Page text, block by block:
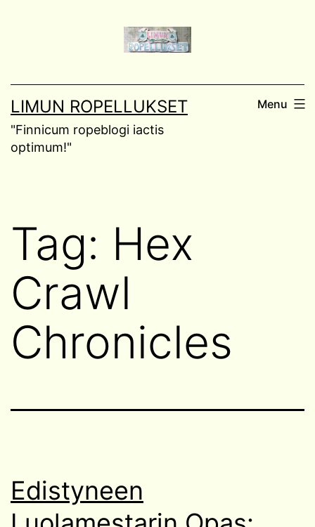
LIMUN ROPELLUKSET
"Finnicum ropeblogi iactis
optimum!"
Menu
Tag: Hex
Crawl
Chronicles
Edistyneen